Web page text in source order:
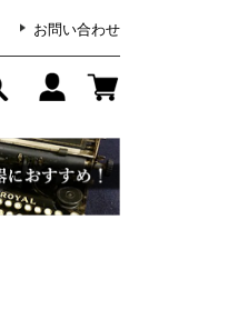
お問い合わせ